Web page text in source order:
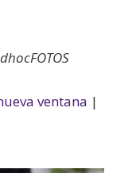
ventana |